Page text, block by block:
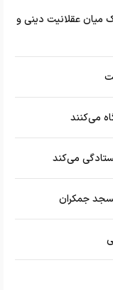
میان عقلانیت دینی و
می‌کنند
می‌کند